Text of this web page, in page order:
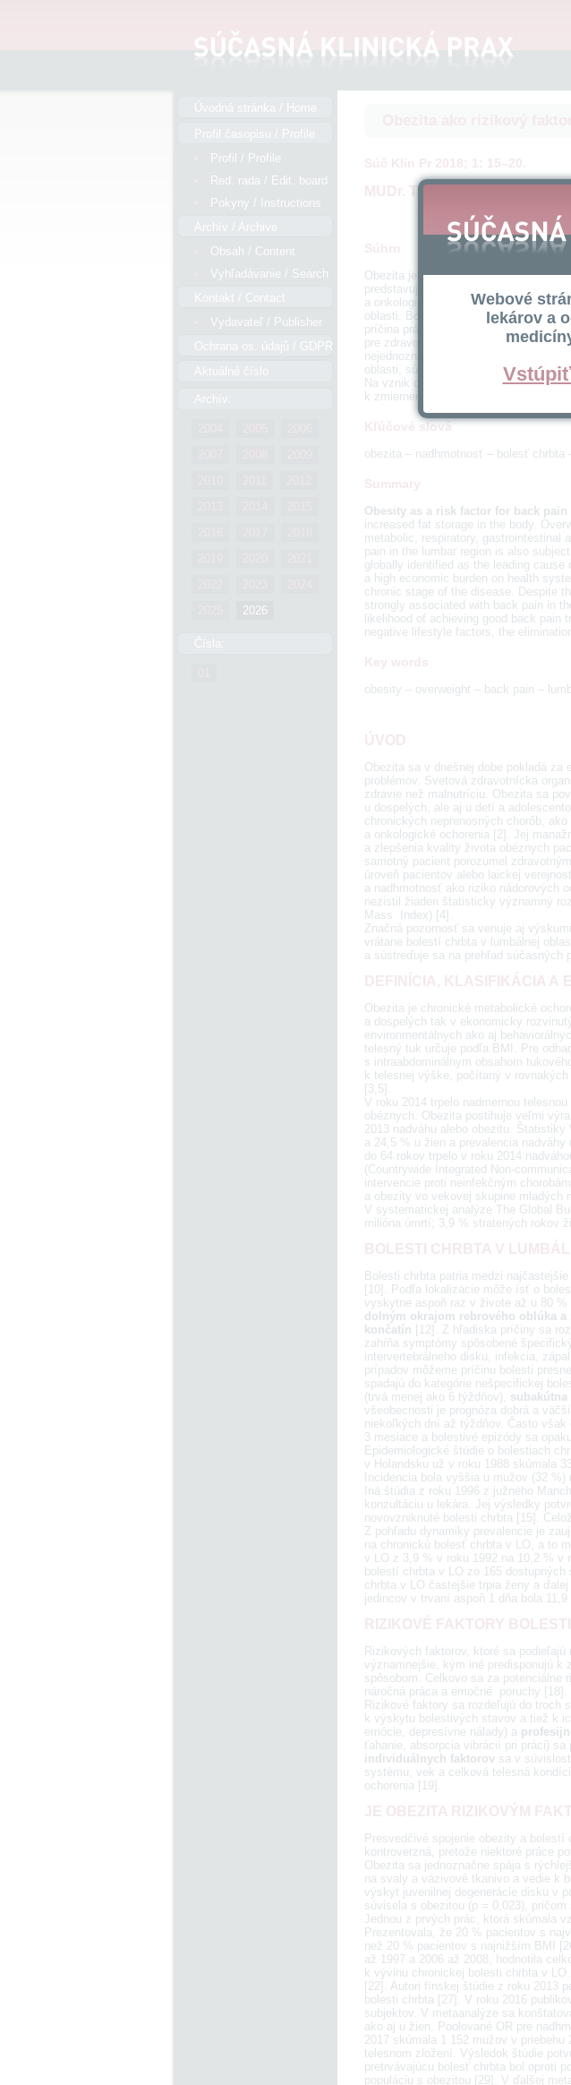
Úvodná stránka / Home
Profil časopisu / Profile
Profil / Profile
Red. rada / Edit. board
Pokyny / Instructions
Archív / Archive
Obsah / Content
Vyhľadávanie / Search
Kontakt / Contact
Vydavateľ / Publisher
Ochrana os. údajů / GDPR
Aktuálné číslo
Archív:
2026
Čísla:
MUDr. Tomáš Harag, MUDr.
Obezita je chronické metabolické
predstavujú rizikový faktor mnohých
a onkologické ochorenia. Intenzívne
oblasti. Bolesť chrbta je závažným
príčina práceneschopnosti. Negatívne
pre zdravotné systémy priamymi aj
nejednoznačným názorom sú
oblasti, sú predispozíciou pre jej
Na vznik obezity aj bolesti chrbta
k zmierneniu oboch stavov a
Kľúčové slová
obezita – nadhmotnosť – bolesť chrbta
Obesity as a risk factor for back
increased fat storage in the body.
metabolic, respiratory, gastrointestinal
pain in the lumbar region is also
globally identified as the leading
a high economic burden on health
chronic stage of the disease. Despite
strongly associated with back pain in
likelihood of achieving good back pain
negative lifestyle factors, the
obesity – overweight – back pain –
Obezita sa v dnešnej dobe pokladá
problémov. Svetová zdravotnícka
zdravie než malnutríciu. Obezita sa
u dospelých, ale aj u detí a
chronických neprenosných chorôb,
a onkologické ochorenia [2]. Jej
a zlepšenia kvality života obéznych
samotný pacient porozumel
úroveň pacientov alebo laickej
a nadhmotnosť ako riziko nádorových
nezistil žiaden štatisticky významný
Mass Index) [4].
Značná pozornosť sa venuje aj
vrátane bolestí chrbta v lumbálnej
a sústreďuje sa na prehľad súčasných
Obezita je chronické metabolické
a dospelých tak v ekonomicky
environmentálnych ako aj
telesný tuk určuje podľa BMI. Pre
s intraabdominálnym obsahom
k telesnej výške, počítaný v
[3,5].
V roku 2014 trpelo nadmernou
obéznych. Obezita postihuje veľmi
2013 nadváhu alebo obezitu.
a 24,5 % u žien a prevalencia
do 64 rokov trpelo v roku 2014
(Countrywide Integrated Non-
intervencie proti neinfekčným
a obezity vo vekovej skupine mladých
V systematickej analýze The Global
milióna úmrtí; 3,9 % stratených rokov
Bolesti chrbta patria medzi
[10]. Podľa lokalizácie môže ísť o
vyskytne aspoň raz v živote až u 80 %
dolným okrajom rebrového oblúka
končatín [12]. Z hľadiska príčiny sa
zahŕňa symptómy spôsobené
intervertebrálneho disku, infekcia,
prípadov môžeme príčinu bolesti
spadajú do kategórie nešpecifickej
(trvá menej ako 6 týždňov),
subakútna
všeobecnosti je prognóza dobrá a
niekoľkých dní až týždňov. Často
3 mesiace a bolestivé epizódy sa
Epidemiologické štúdie o bolestiach
v Holandsku už v roku 1988 skúmala
Incidencia bola vyššia u mužov (32
Iná štúdia z roku 1996 z južného
konzultáciu u lekára. Jej výsledky
novovzniknuté bolesti chrbta [15].
Z pohľadu dynamiky prevalencie je
na chronickú bolesť chrbta v LO, a to
v LO z 3,9 % v roku 1992 na 10,2 % v
bolestí chrbta v LO zo 165
chrbta v LO častejšie trpia ženy a
jedincov v trvaní aspoň 1 dňa bola
Rizikových faktorov, ktoré sa
významnejšie, kým iné predisponujú k
spôsobom. Celkovo sa za
náročná práca a emočné poruchy [18].
Rizikové faktory sa rozdeľujú do troch
k výskytu bolestivých stavov a tiež k
emócie, depresívne nálady) a
ťahanie, absorpcia vibrácií pri práci)
individuálnych faktorovsa v
systému, vek a celková telesná
ochorenia [19].
Presvedčivé spojenie obezity a
kontroverzná, pretože niektoré práce
Obezita sa jednoznačne spája s
na svaly a väzivové tkanivo a vedie k
výskyt juvenilnej degenerácie disku v
súvisela s obezitou (p = 0,023),
Jednou z prvých prác, ktorá skúmala
Prezentovala, že 20 % pacientov s
než 20 % pacientov s najnižším BMI
až 1997 a 2006 až 2008, hodnotila
k vývinu chronickej bolesti chrbta v
[22]. Autori fínskej štúdie z roku 2013
bolesti chrbta [27]. V roku 2016
subjektov. V metaanalýze sa
ako aj u žien. Poolované OR pre
2017 skúmala 1 152 mužov v
telesnom zložení. Výsledok štúdie
pretrvávajúcu bolesť chrbta bol oproti
populáciu s obezitou [29]. V ďalšej
Webové
lekárov a
Vstúpiť